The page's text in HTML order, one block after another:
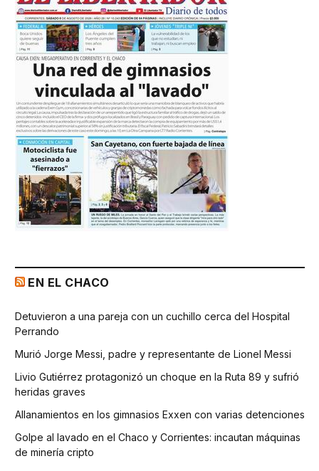
EN EL CHACO
Detuvieron a una pareja con un cuchillo cerca del Hospital
Perrando
Murió Jorge Messi, padre y representante de Lionel Messi
Livio Gutiérrez protagonizó un choque en la Ruta 89 y sufrió
heridas graves
Allanamientos en los gimnasios Exxen con varias detenciones
Golpe al lavado en el Chaco y Corrientes: incautan máquinas
de minería cripto